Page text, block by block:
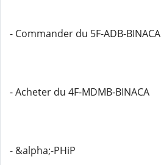
- Commander du 5F-ADB-BINACA
- Acheter du 4F-MDMB-BINACA
- &alpha;-PHiP